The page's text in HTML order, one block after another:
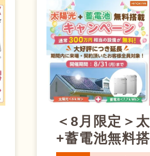
＜8月限定＞
+蓄電池無料